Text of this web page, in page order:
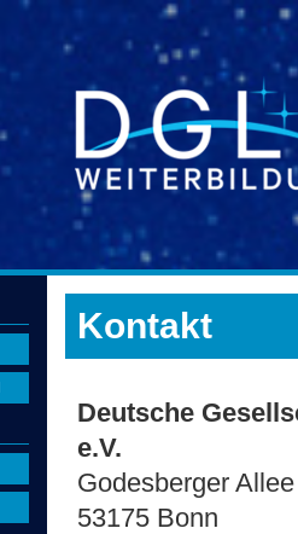
Kontakt
Deutsche
e.V.
Godesberger
53175 Bonn